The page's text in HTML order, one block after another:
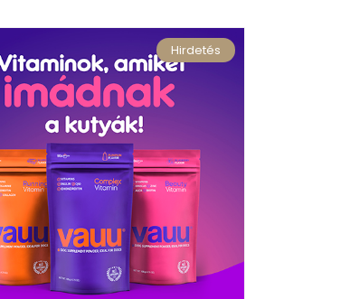
Hirdetés